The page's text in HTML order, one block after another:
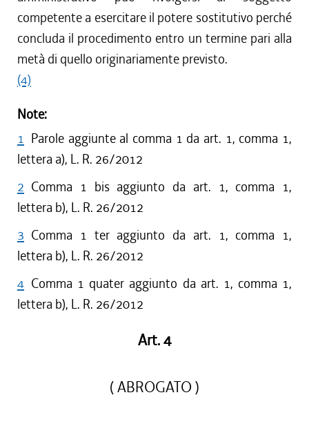
competente a esercitare il potere sostitutivo perché
concluda il procedimento entro un termine pari alla
metà di quello originariamente previsto.
(4)
Note:
1 Parole aggiunte al comma 1 da art. 1, comma 1,
lettera a), L. R. 26/2012
2 Comma 1 bis aggiunto da art. 1, comma 1,
lettera b), L. R. 26/2012
3 Comma 1 ter aggiunto da art. 1, comma 1,
lettera b), L. R. 26/2012
4 Comma 1 quater aggiunto da art. 1, comma 1,
lettera b), L. R. 26/2012
Art. 4
( ABROGATO )